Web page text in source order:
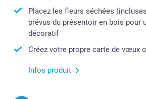
Placez les fleurs séchées
prévus du présentoir en bois pour
décoratif
Créez votre propre carte de vœux
Infos produit